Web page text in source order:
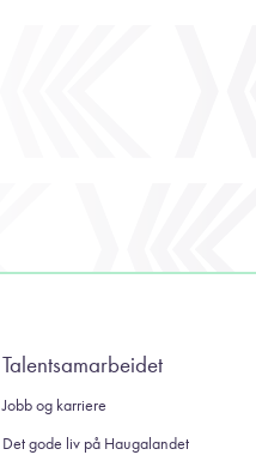
Talentsamarbeidet
Jobb og karriere
Det gode liv på Haugalandet